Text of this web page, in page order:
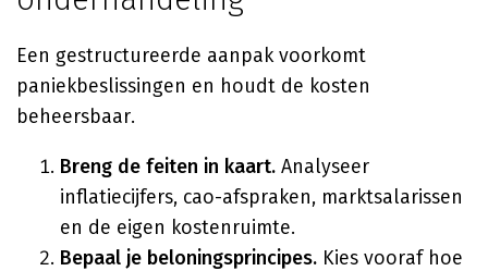
Een gestructureerde aanpak voorkomt
paniekbeslissingen en houdt de kosten
beheersbaar.
Breng de feiten in kaart. Analyseer
inflatiecijfers, cao-afspraken, marktsalarissen
en de eigen kostenruimte.
Bepaal je beloningsprincipes. Kies vooraf hoe